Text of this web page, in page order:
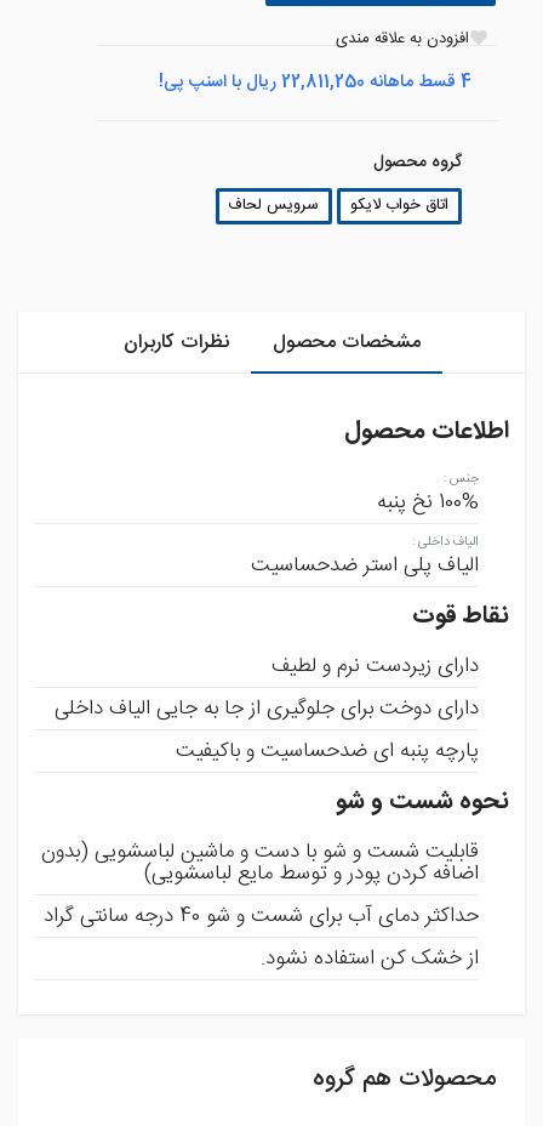
افزودن به علاقه مندی
4 قسط ماهانه 22,811,250 ریال با اسنپ پی!
گروه محصول
اتاق خواب لایکو سرویس لحاف
مشخصات محصول نظرات کاربران
اطلاعات محصول
جنس:
100% نخ پنبه
الیاف داخلی:
الیاف پلی استر ضدحساسیت
نقاط قوت
دارای زیردست نرم و لطیف
دارای دوخت برای جلوگیری از جا به جایی الیاف داخلی
پارچه پنبه ای ضدحساسیت و باکیفیت
نحوه شست و شو
قابلیت شست و شو با دست و ماشین لباسشویی (بدون
اضافه کردن پودر و توسط مایع لباسشویی)
حداکثر دمای آب برای شست و شو 40 درجه سانتی گراد
از خشک کن استفاده نشود.
ثبت نظر
محصولات هم گروه